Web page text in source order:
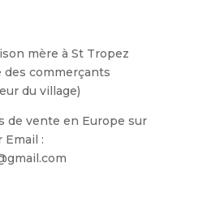
mère à St Tropez
des commerçants
du village)
de vente en Europe sur
Email :